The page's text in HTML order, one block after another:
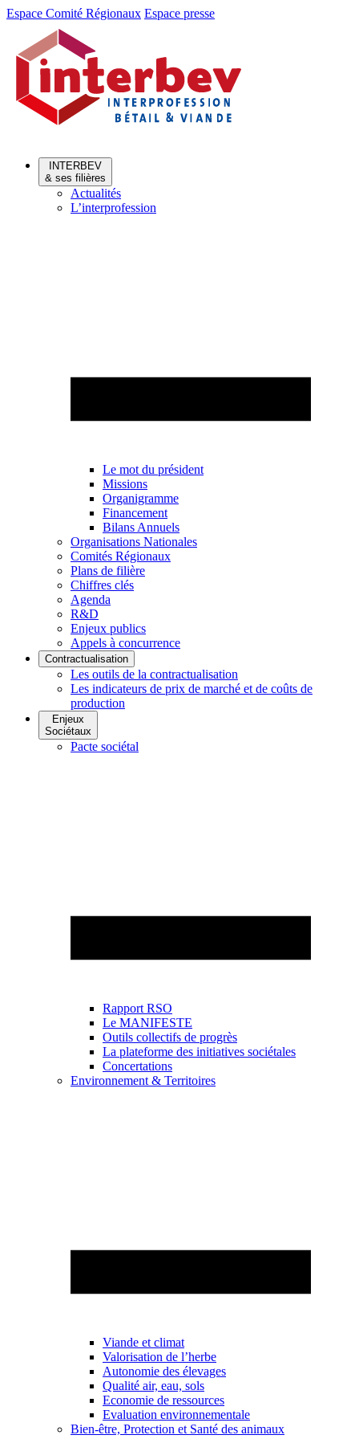
Aller
Aller
contenu
Espace Comité Régionaux Espace presse
INTERBEV
& ses filières
Actualités
L’interprofession
Le mot du président
Missions
Organigramme
Financement
Bilans Annuels
Organisations Nationales
Comités Régionaux
Plans de filière
Chiffres clés
Agenda
R&D
Enjeux publics
Appels à concurrence
Contractualisation
Les outils de la contractualisation
Les indicateurs de prix de marché et de coûts de
production
Enjeux
Sociétaux
Pacte sociétal
Rapport RSO
Le MANIFESTE
Outils collectifs de progrès
La plateforme des initiatives sociétales
Concertations
Environnement & Territoires
Viande et climat
Valorisation de l’herbe
Autonomie des élevages
Qualité air, eau, sols
Economie de ressources
Evaluation environnementale
Bien-être, Protection et Santé des animaux